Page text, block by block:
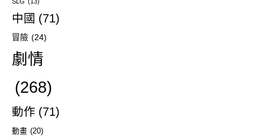
中國 (71)
冒險 (24)
劇情
(268)
動作 (71)
動畫 (20)